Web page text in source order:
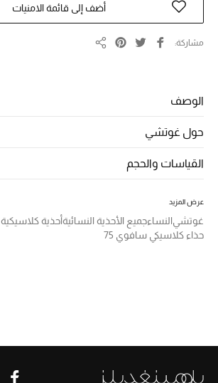
الحقائب النسائية
أحذية النسائية
الجمال
الأطفال
عرض جميع المنتجات
أضف إلى قائمة الامنيات
مشاركة
الوصف
حول غوتشي
القياسات والحجم
عرض المزيد
غوتشيالنساءجميع الأحذية النسائيةأحذية كلاسيكية
حذاء كلاسيكي سافوي 75